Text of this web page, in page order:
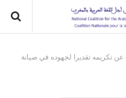
تكريمه تقديرا لجهوده في صيانة